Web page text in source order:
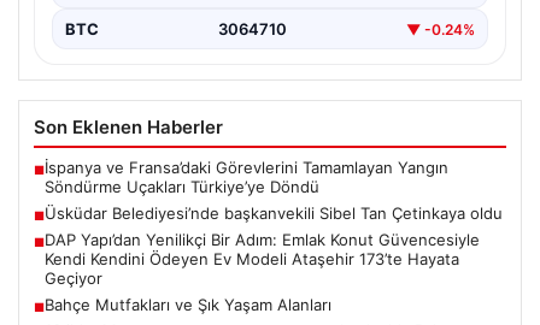
BTC 3064710 ▼ -0.24%
Son Eklenen Haberler
■İspanya ve Fransa’daki Görevlerini Tamamlayan Yangın
Söndürme Uçakları Türkiye’ye Döndü
■Üsküdar Belediyesi’nde başkanvekili Sibel Tan Çetinkaya oldu
■DAP Yapı’dan Yenilikçi Bir Adım: Emlak Konut Güvencesiyle
Kendi Kendini Ödeyen Ev Modeli Ataşehir 173’te Hayata
Geçiyor
■Bahçe Mutfakları ve Şık Yaşam Alanları